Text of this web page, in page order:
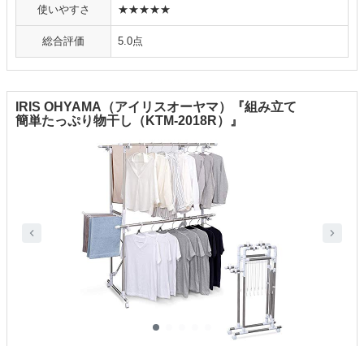
使いやすさ ★★★★★
総合評価 5.0点
IRIS OHYAMA（アイリスオーヤマ）『組み立て
簡単たっぷり物干し（KTM-2018R）』